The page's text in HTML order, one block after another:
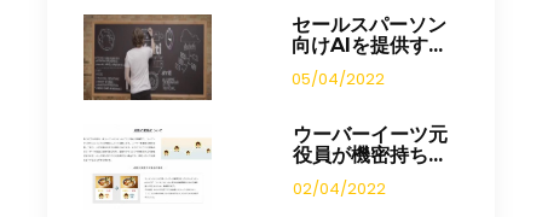
セールスパーソン
向けAIを提供す...
05/04/2022
ウーバーイーツ元
役員が機密持ち...
02/04/2022